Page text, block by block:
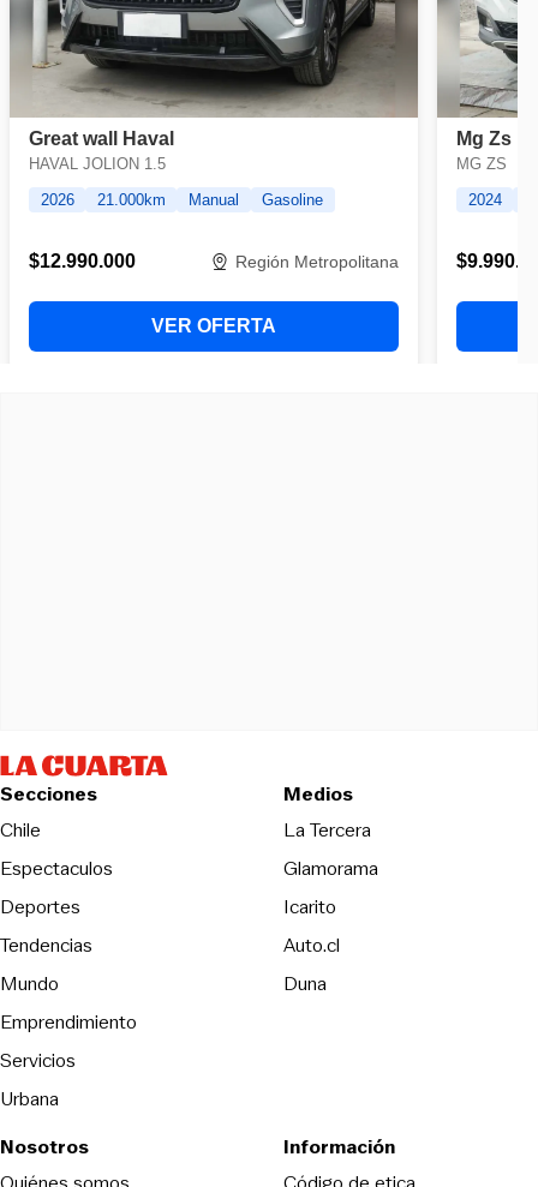
Secciones
Chile
Espectaculos
Deportes
Tendencias
Mundo
Emprendimiento
Servicios
Urbana
Medios
La TerceraOpens in new
Glamorama
Icarito
Auto.cl
DunaOpens in new window
Nosotros
Información